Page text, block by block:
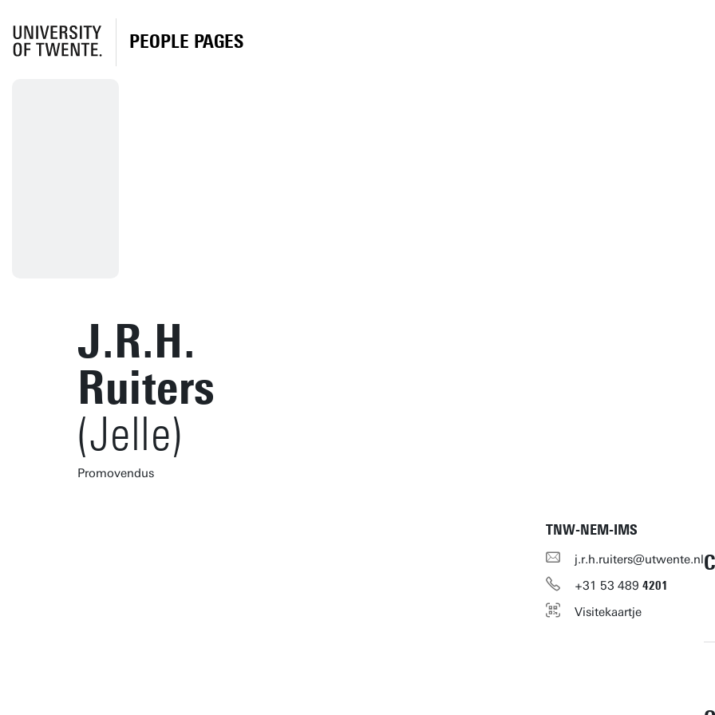
PEOPLE PAGES
J.R.H.
Ruiters
(Jelle)
Promovendus
TNW-NEM-IMS
j.r.h.ruiters@utwente.nl
+31 53 489 4201
Visitekaartje